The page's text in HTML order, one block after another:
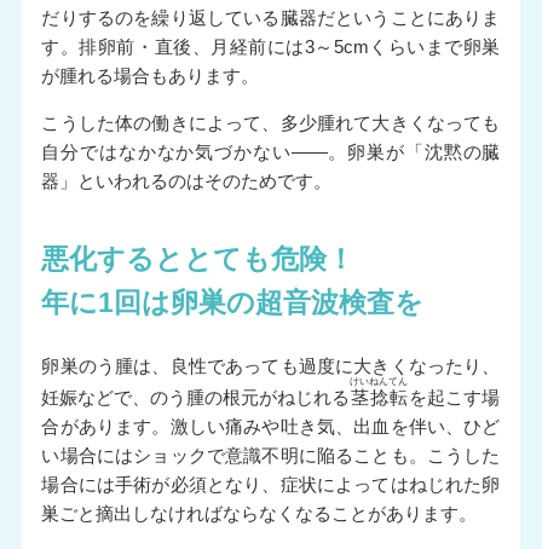
だりするのを繰り返している臓器だということにありま
す。排卵前・直後、月経前には3～5cmくらいまで卵巣
が腫れる場合もあります。
こうした体の働きによって、多少腫れて大きくなっても
自分ではなかなか気づかない――。卵巣が「沈黙の臓
器」といわれるのはそのためです。
悪化するととても危険！
年に1回は卵巣の超音波検査を
卵巣のう腫は、良性であっても過度に大きくなったり、
妊娠などで、のう腫の根元がねじれる茎捻転
けいねんてん
を起こす場
合があります。激しい痛みや吐き気、出血を伴い、ひど
い場合にはショックで意識不明に陥ることも。こうした
場合には手術が必須となり、症状によってはねじれた卵
巣ごと摘出しなければならなくなることがあります。